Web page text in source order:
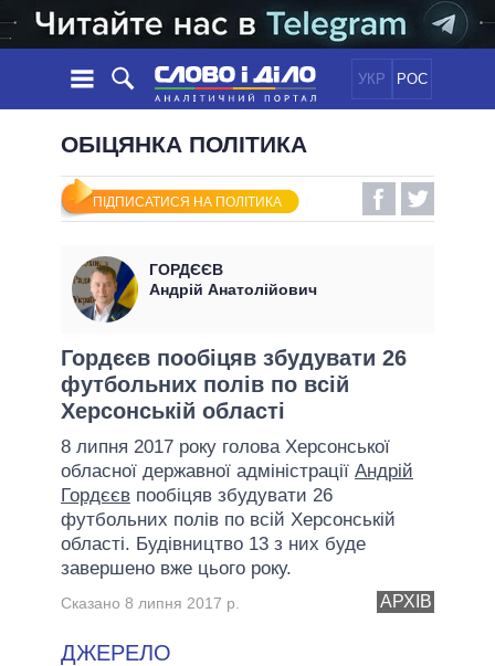
УКР РОС
НОВИНИ
СТРІЧКА
ПОДІЇ
СТАТТІ
ДУМКИ
ОГЛЯДИ
ДАЙДЖЕСТИ
ПОЛІТИКА
ЕКОНОМІКА
СВІТ
ОБIЦЯНКИ
УСІ ПОЛІТИКИ
ПРЕЗИДЕНТ І ОФІС
ВЕРХОВНА РАДА
КАБІНЕТ МІНІСТРІВ
ГОЛОВИ ОБЛАДМІНІСТРАЦІЙ
МЕРИ МІСТ
ВСІ ПЕРСОНИ
ІНФОГРАФІКА
ПІДТРИМАТИ
ОБІЦЯНКА ПОЛІТИКА
ПІДПИСАТИСЯ НА ПОЛІТИКА
ГОРДЄЄВ
Андрій Анатолійович
Гордєєв пообіцяв збудувати 26
футбольних полів по всій
Херсонській області
8 липня 2017 року голова Херсонської
обласної державної адміністрації Андрій
Гордєєв пообіцяв збудувати 26
футбольних полів по всій Херсонській
області. Будівництво 13 з них буде
завершено вже цього року.
АРХІВ
Сказано 8 липня 2017 р.
ДЖЕРЕЛО